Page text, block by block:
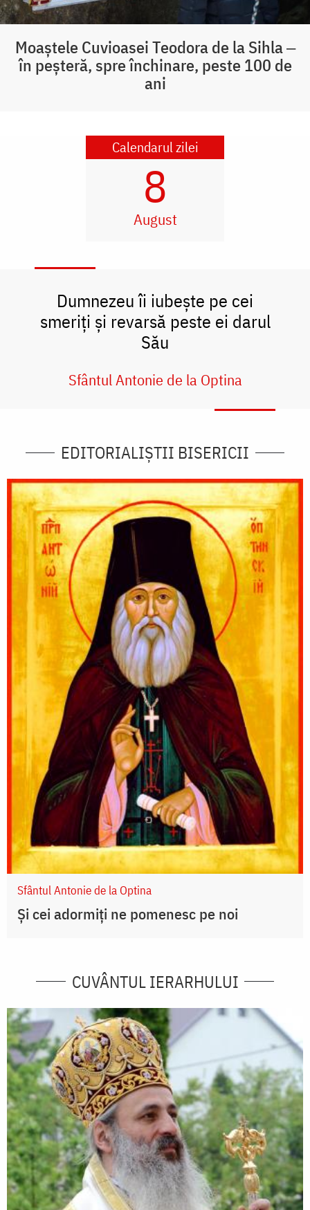
Moaștele Cuvioasei Teodora de la Sihla ‒
în peșteră, spre închinare, peste 100 de
ani
Calendarul zilei
8
August
Dumnezeu îi iubește pe cei
smeriți și revarsă peste ei darul
Său
Sfântul Antonie de la Optina
EDITORIALIȘTII BISERICII
Sfântul Antonie de la Optina
Și cei adormiți ne pomenesc pe noi
CUVÂNTUL IERARHULUI